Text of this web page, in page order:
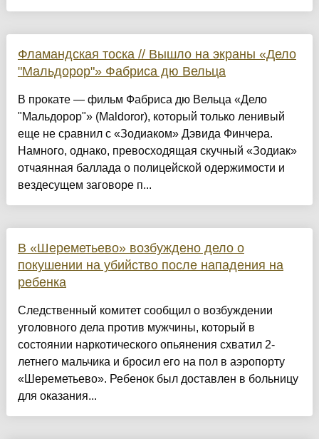
Фламандская тоска // Вышло на экраны «Дело
"Мальдорор"» Фабриса дю Вельца
В прокате — фильм Фабриса дю Вельца «Дело
"Мальдорор"» (Maldoror), который только ленивый
еще не сравнил с «Зодиаком» Дэвида Финчера.
Намного, однако, превосходящая скучный «Зодиак»
отчаянная баллада о полицейской одержимости и
вездесущем заговоре п...
В «Шереметьево» возбуждено дело о
покушении на убийство после нападения на
ребенка
Следственный комитет сообщил о возбуждении
уголовного дела против мужчины, который в
состоянии наркотического опьянения схватил 2-
летнего мальчика и бросил его на пол в аэропорту
«Шереметьево». Ребенок был доставлен в больницу
для оказания...